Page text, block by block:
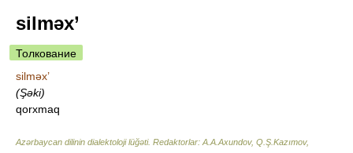
silməx’
Толкование
silməx’
(Şəki)
qorxmaq
Azərbaycan dilinin dialektoloji lüğəti. Redaktorlar: A.A.Axundov, Q.Ş.Kazımov,